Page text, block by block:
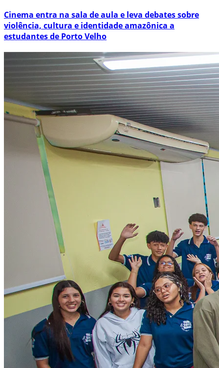
Cinema entra na sala de aula e leva debates sobre
violência, cultura e identidade amazônica a
estudantes de Porto Velho